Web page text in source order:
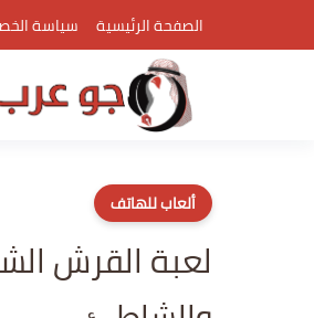
الصفحة الرئيسية سياسة
ألعاب للهاتف
لعبة القرش